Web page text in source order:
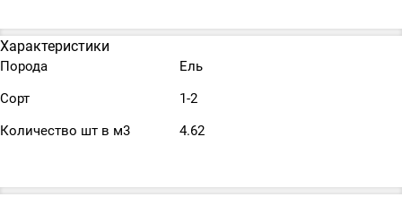
Характеристики
Порода
Ель
Сорт
1-2
Количество шт в м3
4.62